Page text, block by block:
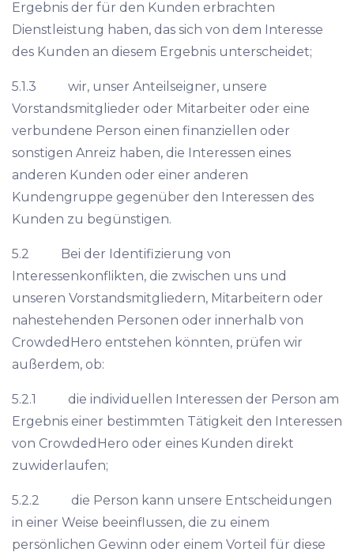
Ergebnis der für den Kunden erbrachten
Dienstleistung haben, das sich von dem Interesse
des Kunden an diesem Ergebnis unterscheidet;
5.1.3 wir, unser Anteilseigner, unsere
Vorstandsmitglieder oder Mitarbeiter oder eine
verbundene Person einen finanziellen oder
sonstigen Anreiz haben, die Interessen eines
anderen Kunden oder einer anderen
Kundengruppe gegenüber den Interessen des
Kunden zu begünstigen.
5.2 Bei der Identifizierung von
Interessenkonflikten, die zwischen uns und
unseren Vorstandsmitgliedern, Mitarbeitern oder
nahestehenden Personen oder innerhalb von
CrowdedHero entstehen könnten, prüfen wir
außerdem, ob:
5.2.1 die individuellen Interessen der Person am
Ergebnis einer bestimmten Tätigkeit den Interessen
von CrowdedHero oder eines Kunden direkt
zuwiderlaufen;
5.2.2 die Person kann unsere Entscheidungen
in einer Weise beeinflussen, die zu einem
persönlichen Gewinn oder einem Vorteil für diese